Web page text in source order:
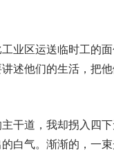
业区运送临时工的
述他们的生活，把他
干道，我却拐入四
白气。渐渐的，一